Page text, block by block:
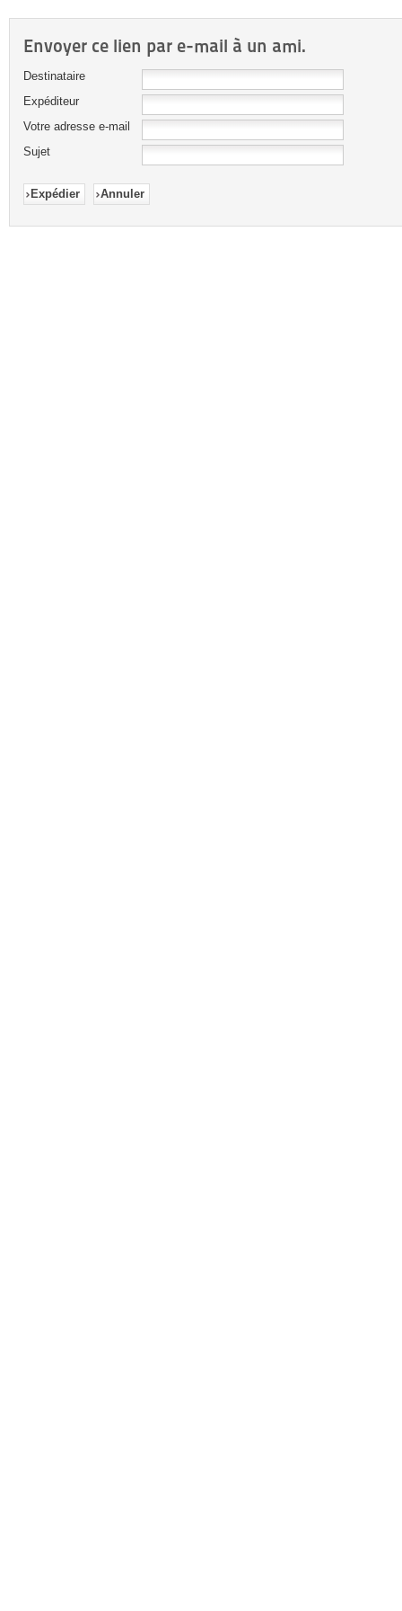
Envoyer ce lien par e-mail à un ami.
Destinataire
Expéditeur
Votre adresse e-mail
Sujet
Expédier Annuler